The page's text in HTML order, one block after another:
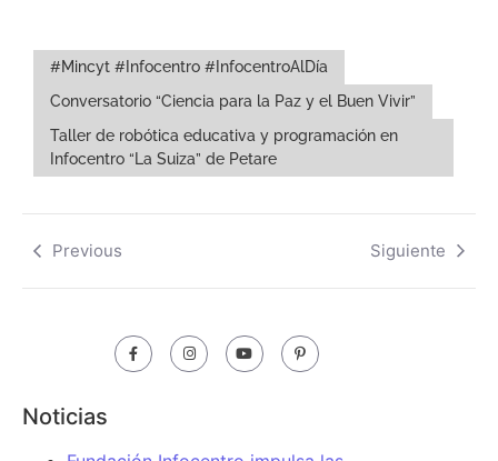
#Mincyt #Infocentro #InfocentroAlDía
Conversatorio “Ciencia para la Paz y el Buen Vivir”
Taller de robótica educativa y programación en
Infocentro “La Suiza” de Petare
Previous Siguiente
Noticias